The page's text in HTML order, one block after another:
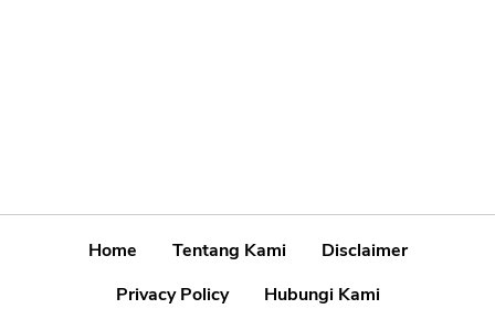
Home Tentang Kami
Disclaimer
Privacy Policy
Hubungi Kami